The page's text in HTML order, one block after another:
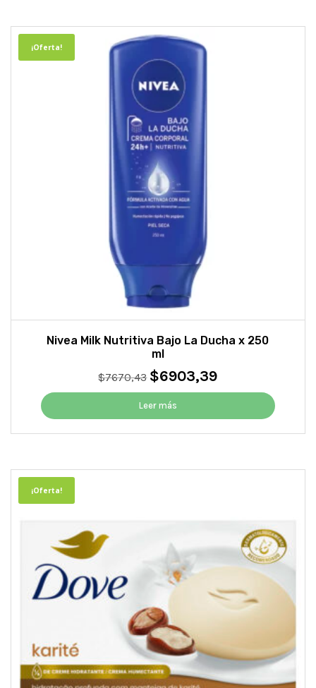
¡Oferta!
Nivea Milk Nutritiva Bajo La Ducha x 250
ml
$7670,43 El
precio
original
era:
$7670,43.
$6903,39El
precio
es:
$6903,39.
Leer más
¡Oferta!